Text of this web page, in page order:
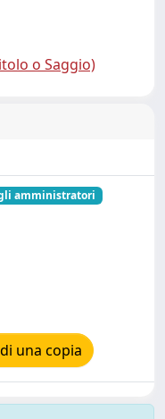
o Saggio)
amministratori
una copia